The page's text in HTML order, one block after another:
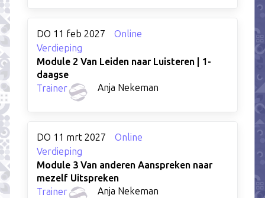
DO 11 feb 2027
Online
Verdieping
Module 2 Van Leiden naar Luisteren | 1-
daagse
Trainer
Anja Nekeman
DO 11 mrt 2027
Online
Verdieping
Module 3 Van anderen Aanspreken naar
mezelf Uitspreken
Trainer
Anja Nekeman